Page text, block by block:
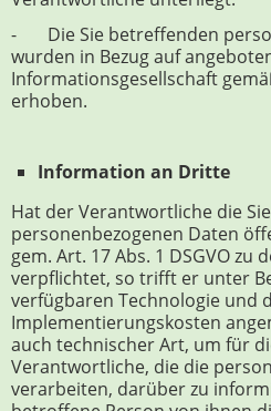
- Die Sie betreffenden
wurden in Bezug auf
Informationsgesellschaft
erhoben.
Information an Dritte
Hat der Verantwortliche die
personenbezogenen Daten
gem. Art. 17 Abs. 1 DSGVO zu
verpflichtet, so trifft er unter
verfügbaren Technologie und
Implementierungskosten
auch technischer Art, um für
Verantwortliche, die die
verarbeiten, darüber zu